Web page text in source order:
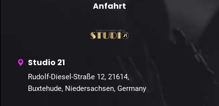
Anfahrt
Studio 21
Rudolf-Diesel-Straße 12, 21614,
Buxtehude, Niedersachsen, Germany